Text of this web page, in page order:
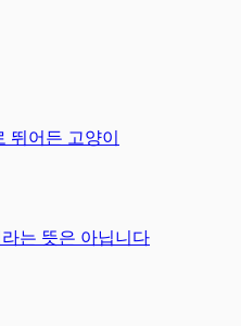
뛰어든 고양이
는 뜻은 아닙니다